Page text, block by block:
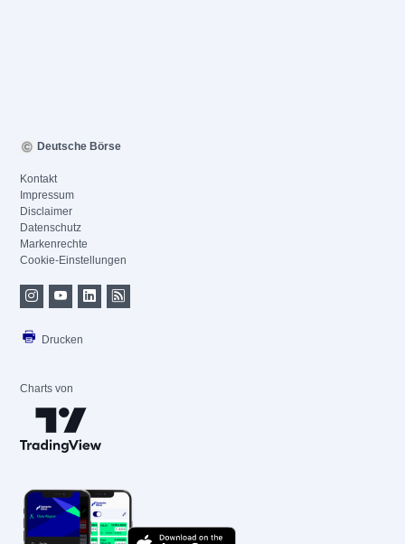
Deutsche Börse
Kontakt
Impressum
Disclaimer
Datenschutz
Markenrechte
Cookie-Einstellungen
Drucken
Charts von